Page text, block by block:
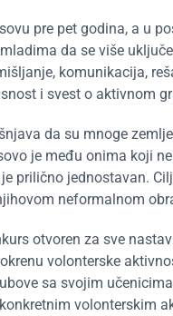
pre pet godina, a u
da se više
komunikacija,
i svest o aktivnom
da su mnoge
je među onima koji
prilično jednostavan.
neformalnom
otvoren za sve
volonterske
sa svojim
volonterskim